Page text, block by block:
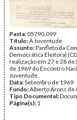
Pasta:05790.099
Título:À Juventude
Assunto:Panfleto da
Democrática Eleitoral
realização em 27 e 28 de
de 1969 do Encontro
Juventude.
Data:Setembro de 1969
Fundo:Alberto Arons de
Tipo Documental:
Página(s): 1